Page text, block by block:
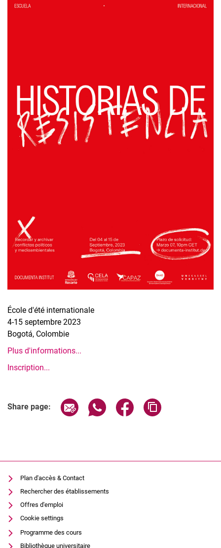
École d'été internationale
4-15 septembre 2023
Bogotá, Colombie
Plus d'informations...
Inscription...
Share page: Share page via email
Share page via WhatsApp
Share page via
Plan d'accès & Contact
Rechercher des établissements
Offres d'emploi
Cookie settings
Programme des cours
Bibliothèque universitaire